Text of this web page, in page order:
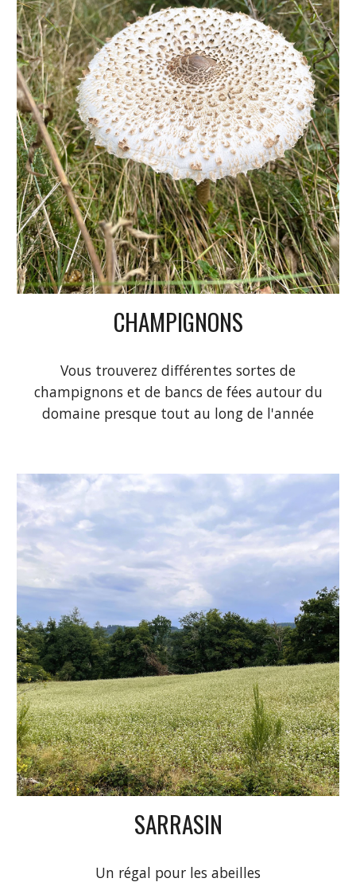
CHAMPIGNONS
Vous trouverez différentes sortes de
champignons et de bancs de fées autour du
domaine presque tout au long de l'année
SARRASIN
Un régal pour les abeilles